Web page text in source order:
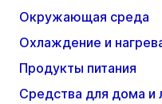
Окружающая среда
Охлаждение и
Продукты питания
Средства для дома и